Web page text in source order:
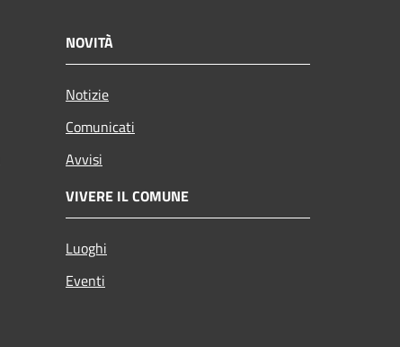
NOVITÀ
Notizie
Comunicati
Avvisi
VIVERE IL COMUNE
Luoghi
Eventi